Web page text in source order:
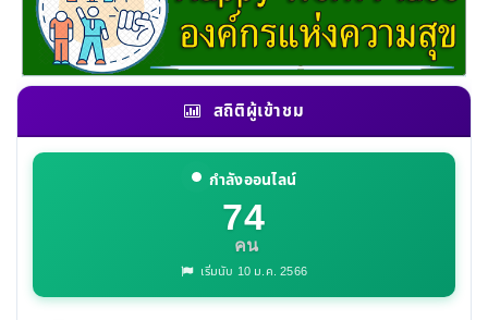
สถิติผู้เข้าชม
กำลังออนไลน์
74
คน
เริ่มนับ 10 ม.ค. 2566